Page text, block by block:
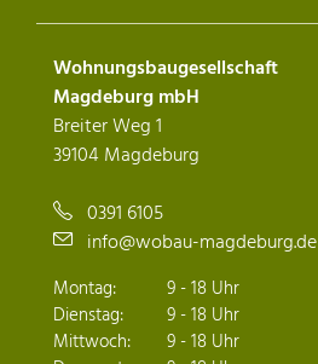
Wohnungsbaugesellschaft
Magdeburg mbH
Breiter Weg 1
39104 Magdeburg
0391 6105
info@wobau-magdeburg.de
Montag:
9 - 18 Uhr
Dienstag:
9 - 18 Uhr
Mittwoch:
9 - 18 Uhr